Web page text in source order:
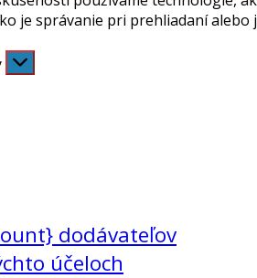
je správanie pri prehliadaní
dodávateľov
účeloch